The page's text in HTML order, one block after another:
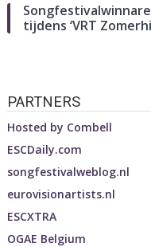
tijdens ‘VRT
PARTNERS
Hosted by Combell
ESCDaily.com
songfestivalweblog.nl
eurovisionartists.nl
ESCXTRA
OGAE Belgium